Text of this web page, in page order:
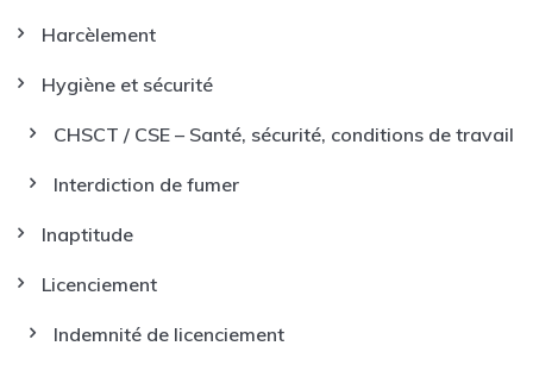
Harcèlement
Hygiène et sécurité
CHSCT / CSE – Santé, sécurité, conditions de travail
Interdiction de fumer
Inaptitude
Licenciement
Indemnité de licenciement